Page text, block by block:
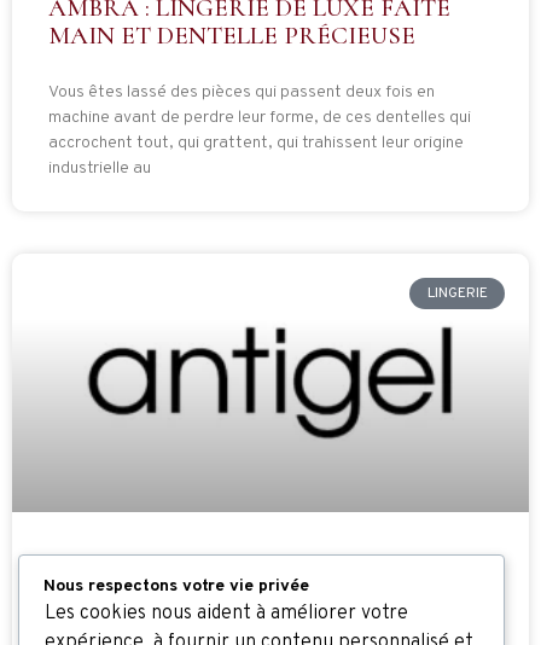
AMBRA : LINGERIE DE LUXE FAITE
MAIN ET DENTELLE PRÉCIEUSE
Vous êtes lassé des pièces qui passent deux fois en
machine avant de perdre leur forme, de ces dentelles qui
accrochent tout, qui grattent, qui trahissent leur origine
industrielle au
LINGERIE
LINGERIE ANTIGEL DE LISE
CHARMEL : STYLE, CONFORT ET
AUDACE
Nous respectons votre vie privée
Les cookies nous aident à améliorer votre